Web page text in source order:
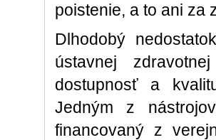
poistenie, a to ani za
Dlhodobý
ústavnej
dostupnosť a
Jedným z
financovaný z